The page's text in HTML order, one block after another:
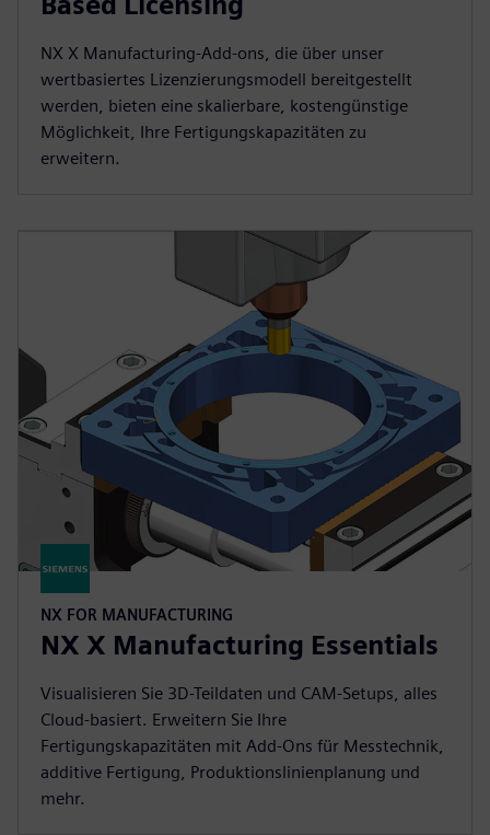
NX X Manufacturing-Add-ons, die über unser
wertbasiertes Lizenzierungsmodell bereitgestellt
werden, bieten eine skalierbare, kostengünstige
Möglichkeit, Ihre Fertigungskapazitäten zu
erweitern.
NX FOR MANUFACTURING
NX X Manufacturing Essentials
Visualisieren Sie 3D-Teildaten und CAM-Setups, alles
Cloud-basiert. Erweitern Sie Ihre
Fertigungskapazitäten mit Add-Ons für Messtechnik,
additive Fertigung, Produktionslinienplanung und
mehr.